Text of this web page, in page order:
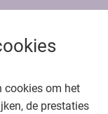
cookies om het
de prestaties
om verder te gaan